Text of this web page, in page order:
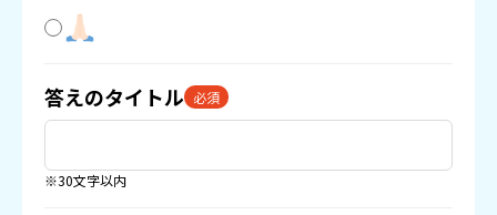
答えのタイトル 必須
※30文字以内